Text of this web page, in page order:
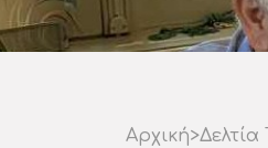
Αρχική>